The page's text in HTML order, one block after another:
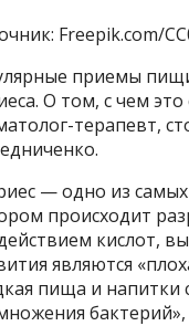
Freepik.com/
приемы
О том, с чем это
терапевт,
— одно из
происходит
кислот,
являются
пища и напитки